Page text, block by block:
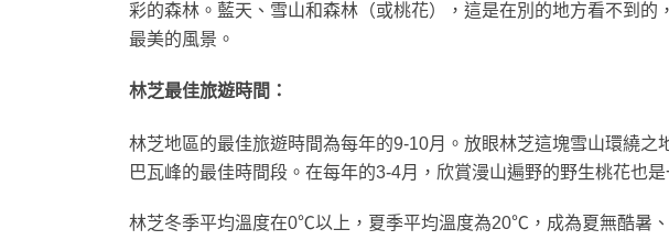
彩的森林。藍天、雪山和森林（或桃花），這是在別的地方看不到的
最美的風景。
林芝最佳旅遊時間：
林芝地區的最佳旅遊時間為每年的9-10月。放眼林芝這塊雪山環繞之
巴瓦峰的最佳時間段。在每年的3-4月，欣賞漫山遍野的野生桃花也是
林芝冬季平均溫度在0℃以上，夏季平均溫度為20℃，成為夏無酷暑